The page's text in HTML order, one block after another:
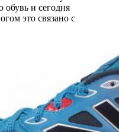
обувь и сегодня
это связано с